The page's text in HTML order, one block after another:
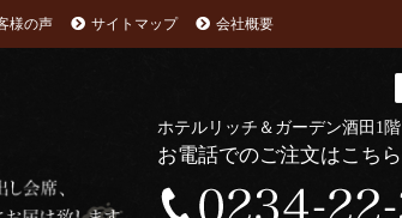
様の声 サイトマップ 会社概要
ホテルリッチ＆ガーデン酒田1
お電話でのご注文はこち